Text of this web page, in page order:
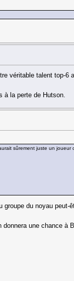
véritable talent top-6
à la perte de Hutson.
sûrement juste un
du noyau peut-
une chance à